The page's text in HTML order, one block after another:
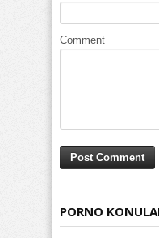
Comment
PORNO